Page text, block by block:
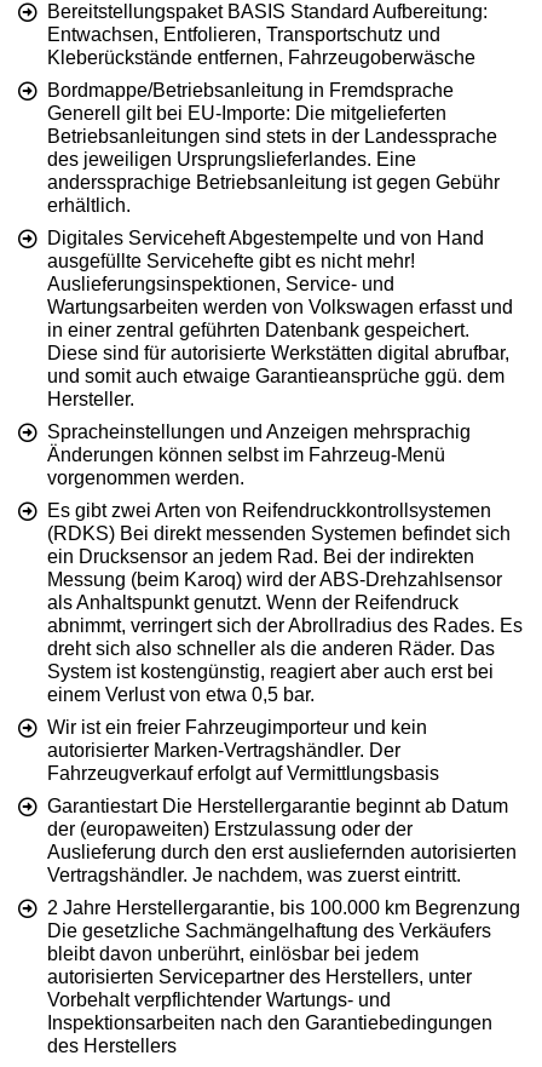
Bereitstellungspaket BASIS Standard Aufbereitung:
Entwachsen, Entfolieren, Transportschutz und
Kleberückstände entfernen, Fahrzeugoberwäsche
Bordmappe/Betriebsanleitung in Fremdsprache
Generell gilt bei EU-Importe: Die mitgelieferten
Betriebsanleitungen sind stets in der Landessprache
des jeweiligen Ursprungslieferlandes. Eine
anderssprachige Betriebsanleitung ist gegen Gebühr
erhältlich.
Digitales Serviceheft Abgestempelte und von Hand
ausgefüllte Servicehefte gibt es nicht mehr!
Auslieferungsinspektionen, Service- und
Wartungsarbeiten werden von Volkswagen erfasst und
in einer zentral geführten Datenbank gespeichert.
Diese sind für autorisierte Werkstätten digital abrufbar,
und somit auch etwaige Garantieansprüche ggü. dem
Hersteller.
Spracheinstellungen und Anzeigen mehrsprachig
Änderungen können selbst im Fahrzeug-Menü
vorgenommen werden.
Es gibt zwei Arten von Reifendruckkontrollsystemen
(RDKS) Bei direkt messenden Systemen befindet sich
ein Drucksensor an jedem Rad. Bei der indirekten
Messung (beim Karoq) wird der ABS-Drehzahlsensor
als Anhaltspunkt genutzt. Wenn der Reifendruck
abnimmt, verringert sich der Abrollradius des Rades. Es
dreht sich also schneller als die anderen Räder. Das
System ist kostengünstig, reagiert aber auch erst bei
einem Verlust von etwa 0,5 bar.
Wir ist ein freier Fahrzeugimporteur und kein
autorisierter Marken-Vertragshändler. Der
Fahrzeugverkauf erfolgt auf Vermittlungsbasis
Garantiestart Die Herstellergarantie beginnt ab Datum
der (europaweiten) Erstzulassung oder der
Auslieferung durch den erst ausliefernden autorisierten
Vertragshändler. Je nachdem, was zuerst eintritt.
2 Jahre Herstellergarantie, bis 100.000 km Begrenzung
Die gesetzliche Sachmängelhaftung des Verkäufers
bleibt davon unberührt, einlösbar bei jedem
autorisierten Servicepartner des Herstellers, unter
Vorbehalt verpflichtender Wartungs- und
Inspektionsarbeiten nach den Garantiebedingungen
des Herstellers